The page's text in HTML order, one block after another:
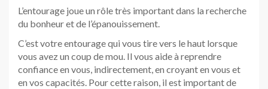
L’entourage joue un rôle très important dans la recherche
du bonheur et de l’épanouissement.
C’est votre entourage qui vous tire vers le haut lorsque
vous avez un coup de mou. Il vous aide à reprendre
confiance en vous, indirectement, en croyant en vous et
en vos capacités. Pour cette raison, il est important de